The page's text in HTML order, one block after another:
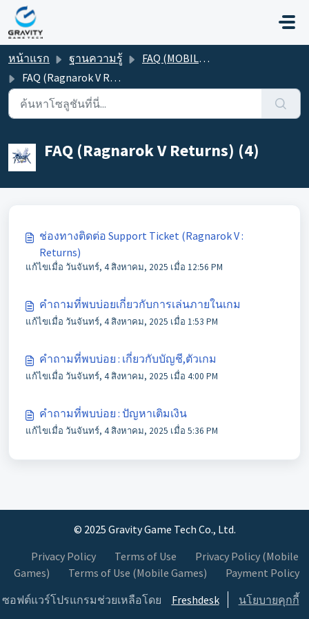
ข้ามไปยังเนื้อหาหลัก
หน้าแรก ฐานความรู้
FAQ (MOBILE GAME)
FAQ (Ragnarok V Returns)
FAQ (Ragnarok V Returns) (4)
ช่องทางติดต่อ Support Ticket (Ragnarok V :
Returns)
แก้ไขเมื่อ วันจันทร์, 4 สิงหาคม, 2025 เมื่อ 12:56 PM
คำถามที่พบบ่อยเกี่ยวกับการเล่นภายในเกม
แก้ไขเมื่อ วันจันทร์, 4 สิงหาคม, 2025 เมื่อ 1:53 PM
คำถามที่พบบ่อย : เกี่ยวกับบัญชี,ตัวเกม
แก้ไขเมื่อ วันจันทร์, 4 สิงหาคม, 2025 เมื่อ 4:00 PM
คำถามที่พบบ่อย : ปัญหาเติมเงิน
แก้ไขเมื่อ วันจันทร์, 4 สิงหาคม, 2025 เมื่อ 5:36 PM
© 2025 Gravity Game Tech Co., Ltd.
Privacy Policy
Terms of Use
Privacy Policy (Mobile
Games)
Terms of Use (Mobile Games)
Payment Policy
ซอฟต์แวร์โปรแกรมช่วยเหลือโดย
Freshdesk นโยบายคุกกี้